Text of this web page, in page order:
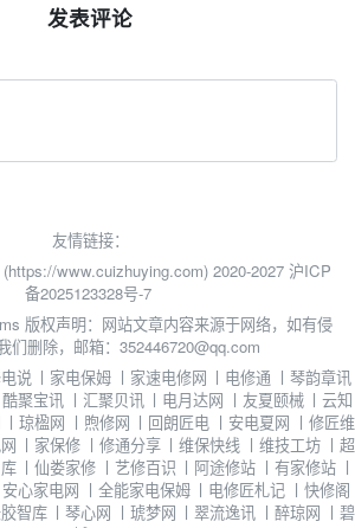
发表评论
友情链接：
www.cuizhuying.com) 2020-2027 沪ICP
备2025123328号-7
版权声明：网站文章内容来源于网络，如有侵
们删除，邮箱：352446720@qq.com
说 丨 家电保姆 丨 家速电修网 丨 电修通 丨琴韵章讯
酷聚宝讯 丨 汇聚贝讯 丨 电月达网 丨 友夏颐械 丨云知
丨琼楹网 丨 煦修网 丨 回朗匠电 丨 安电夏网 丨 修匠维
丨 家保修 丨 修通分享 丨维保快线 丨维技工坊 丨 超
丨仙娄家修 丨 艺修百识 丨 阿途修站 丨 有家修站 丨
安心家电网 丨 全能家电保姆 丨 电修匠札记 丨 快修阁
智库 丨琴心网 丨 琥梦网 丨翠流逸讯 丨醉琼网 丨 碧